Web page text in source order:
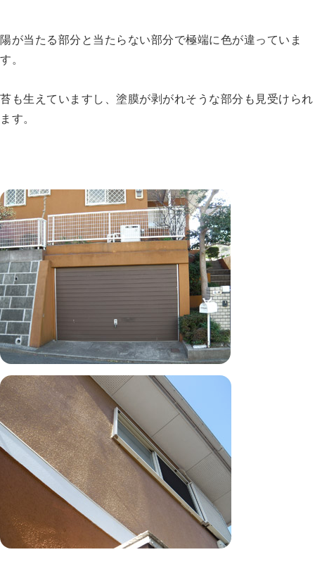
陽が当たる部分と当たらない部分で極端に色が違っていま
す。
苔も生えていますし、塗膜が剥がれそうな部分も見受けられ
ます。